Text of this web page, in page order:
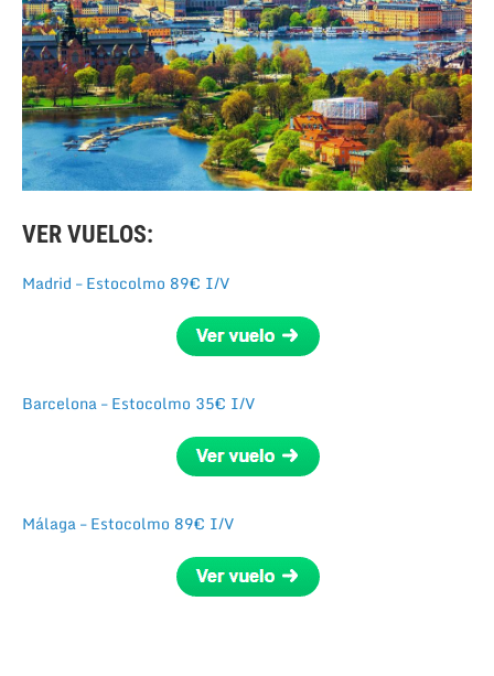
VER VUELOS:
Madrid – Estocolmo 89€ I/V
Barcelona – Estocolmo 35€ I/V
Málaga – Estocolmo 89€ I/V